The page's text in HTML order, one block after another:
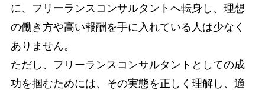
に、フリーランスコンサルタントへ転身し、 理想
の働き方や高い報酬を手に入れている人は少なく
ありません。
ただし、フリーランスコンサルタントとしての成
功を掴むためには、 その実態を正しく理解し、適